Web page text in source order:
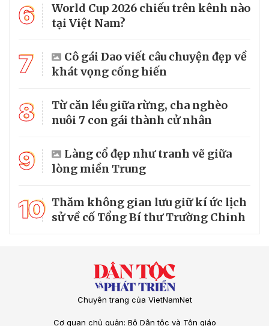
6
World Cup 2026 chiếu trên kênh nào
tại Việt Nam?
7
Cô gái Dao viết câu chuyện đẹp về
khát vọng cống hiến
8
Từ căn lều giữa rừng, cha nghèo
nuôi 7 con gái thành cử nhân
9
Làng cổ đẹp như tranh vẽ giữa
lòng miền Trung
10 Thăm không gian lưu giữ kí ức lịch
sử về cố Tổng Bí thư Trường Chinh
Chuyên trang của VietNamNet
Cơ quan chủ quản: Bộ Dân tộc và Tôn giáo